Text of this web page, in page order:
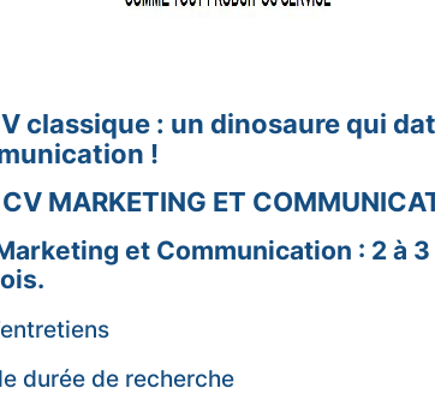
classique : un dinosaure qui
!
CV MARKETING ET
et Communication : 2 à
durée de recherche